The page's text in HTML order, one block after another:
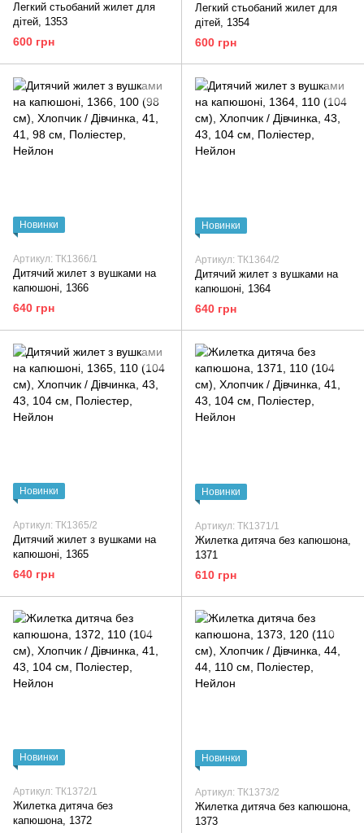
Легкий стьобаний жилет для
дітей, 1353
600 грн
Легкий стьобаний жилет для
дітей, 1354
600 грн
Новинки
Артикул: ТК1366/1
Дитячий жилет з вушками на
капюшоні, 1366
640 грн
Новинки
Артикул: ТК1364/2
Дитячий жилет з вушками на
капюшоні, 1364
640 грн
Новинки
Артикул: ТК1365/2
Дитячий жилет з вушками на
капюшоні, 1365
640 грн
Новинки
Артикул: ТК1371/1
Жилетка дитяча без капюшона,
1371
610 грн
Новинки
Артикул: ТК1372/1
Жилетка дитяча без
капюшона, 1372
Новинки
Артикул: ТК1373/2
Жилетка дитяча без капюшона,
1373